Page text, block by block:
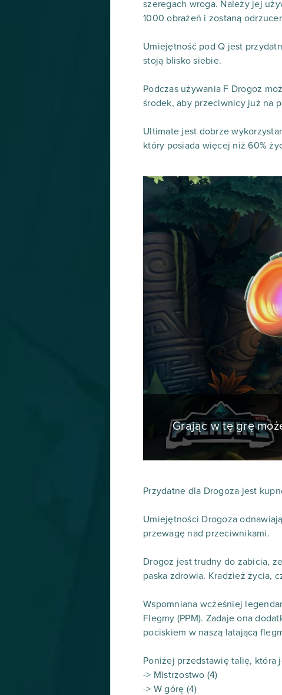
szeregach wroga. Należy jej
1000 obrażeń i zostaną
Umiejętność pod Q jest
stoją blisko siebie.
Podczas używania F Drogoz
środek, aby przeciwnicy już na
Ultimate jest dobrze
który posiada więcej niż 60%
Grając w tę grę
Przydatne dla Drogoza jest
Umiejętności Drogoza
przewagę nad przeciwnikami.
Drogoz jest trudny do zabicia,
paska zdrowia. Kradzież życia,
Wspomniana wcześniej
Flegmy (PPM). Zadaje ona
pociskiem w naszą latającą
Poniżej przedstawię talię, która
-> Mistrzostwo (4)
-> W górę (4)